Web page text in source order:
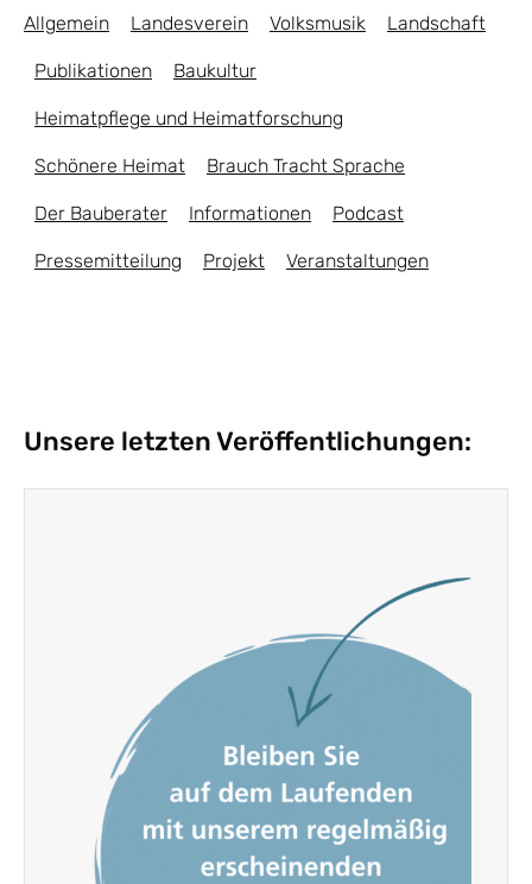
Allgemein Landesverein Volksmusik Landschaft
Publikationen Baukultur
Heimatpflege und Heimatforschung
Schönere Heimat Brauch Tracht Sprache
Der Bauberater Informationen Podcast
Pressemitteilung Projekt Veranstaltungen
Unsere letzten Veröffentlichungen: